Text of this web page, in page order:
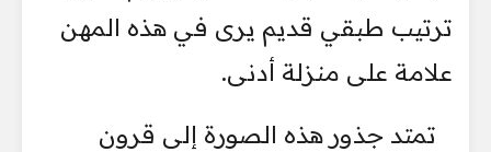
ترتيب طبقي قديم يرى في هذه المهن
علامة على منزلة أدنى.
تمتد جذور هذه الصورة إلى قرون